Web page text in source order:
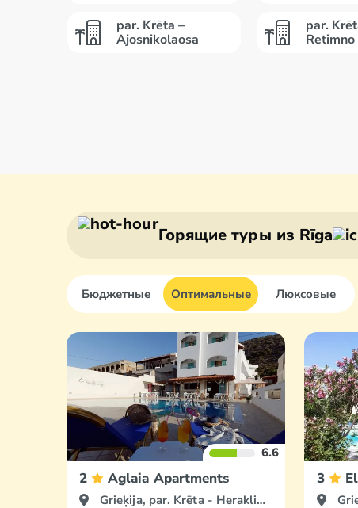
par. Krēta –
Ajosnikolaosa
par.
Retimno
Горящие туры из Rīga
Бюджетные Оптимальные Люксовые
6.6
2 Aglaia Apartments
Grieķija, par. Krēta - Herakliona
3